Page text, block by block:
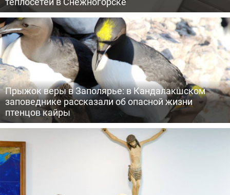
Прыжок веры в Заполярье: в Кандалакшском
заповеднике рассказали об опасной жизни
птенцов кайры